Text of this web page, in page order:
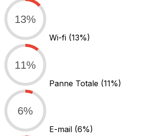
13%
Wi-fi (13%)
11%
Panne Totale (11%)
6%
E-mail (6%)